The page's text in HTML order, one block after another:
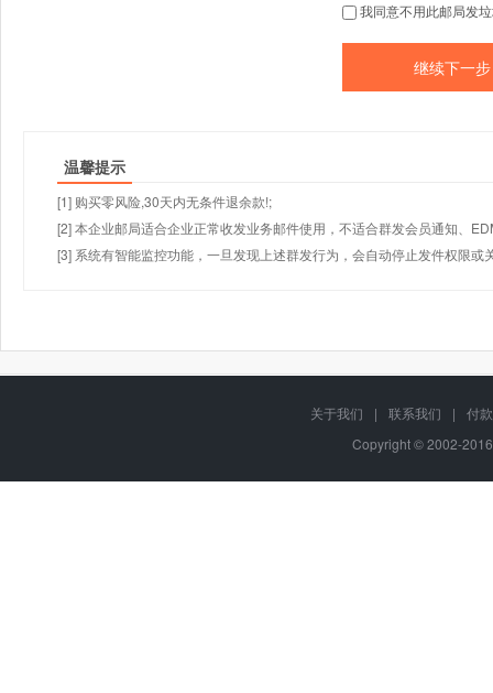
我同意不用此邮局发
温馨提示
[1] 购买零风险,30天内无条件退余款!;
[2] 本企业邮局适合企业正常收发业务邮件使用，不适合群发会员通知、
[3] 系统有智能监控功能，一旦发现上述群发行为，会自动停止发件权限或
关于我们 | 联系我们 |
付
Copyright © 2002-